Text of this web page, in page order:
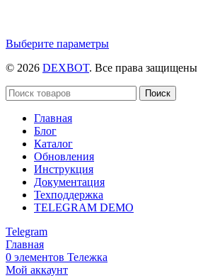
Выберите параметрыЭтот
имеет
вариаций.
© 2026 DEXBOT. Все права защищены
Поиск
Главная
Блог
Каталог
Обновления
Инструкция
Документация
Техподдержка
TELEGRAM DEMO
Telegram
Главная
0 элементов Тележка
Мой аккаунт